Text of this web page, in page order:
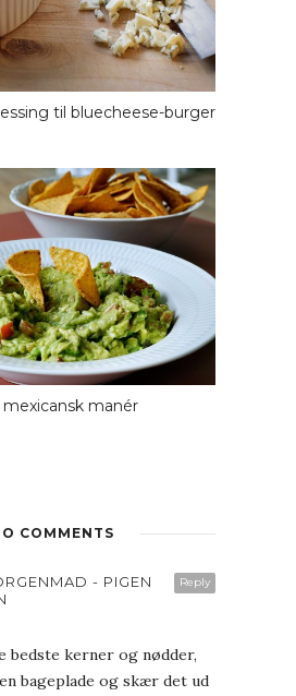
til bluecheese-burger
manér
COMMENTS
Reply
- PIGEN
bedste kerner og nødder,
bageplade og skær det ud